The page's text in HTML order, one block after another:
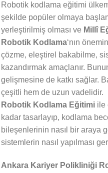
Robotik kodlama eğitimi
şekilde popüler olmaya
yerleştirilmiş olması ve Millî
Robotik Kodlama‘nın
çözme, eleştirel bakabilme,
kazandırmak amaçlanır.
gelişmesine de katkı sağlar.
çeşitli hem de uzun vadelidir.
Robotik Kodlama Eğitimi ile
kadar tasarlayıp, kodlama
bileşenlerinin nasıl bir araya
sistemlerin nasıl yapılması
Ankara Kariyer Polikliniği